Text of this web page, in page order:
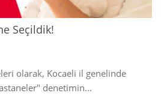
Seçildik!
olarak, Kocaeli il genelinde
denetimin...